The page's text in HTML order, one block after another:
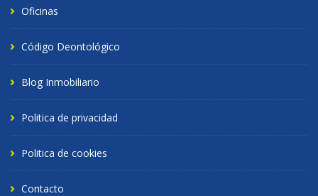
Oficinas
Código Deontológico
Blog Inmobiliario
Politica de privacidad
Politica de cookies
Contacto